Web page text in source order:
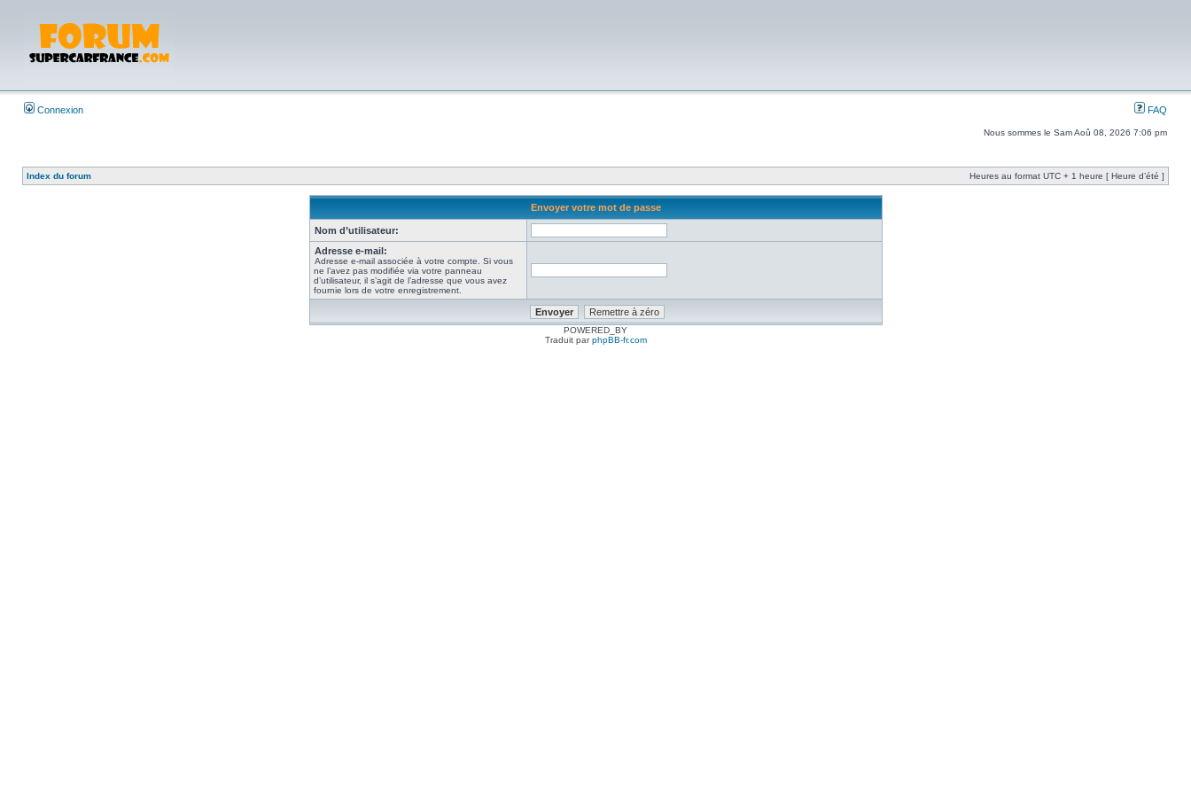
Connexion FAQ
Nous sommes le Sam Aoû 08, 2026 7:06 pm
Index du forum Heures au format UTC + 1 heure [ Heure d’été ]
Envoyer votre mot de passe
Nom d’utilisateur:
Adresse e-mail:
Adresse e-mail associée à votre compte. Si vous
ne l’avez pas modifiée via votre panneau
d’utilisateur, il s’agit de l’adresse que vous avez
fournie lors de votre enregistrement.
POWERED_BY
Traduit parphpBB-fr.com